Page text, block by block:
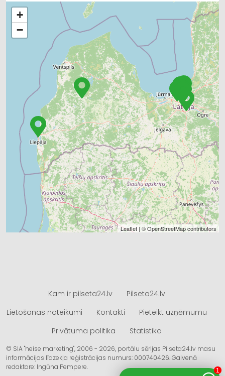
+
−
Leaflet | ©OpenStreetMapcontributors
Kam ir pilseta24.lv
Pilseta24.lv
Lietošanas noteikumi
Kontakti
Pieteikt uzņēmumu
Privātuma politika
Statistika
© SIA "heise marketing", 2006 - 2026, portālu sērijas Pilseta24.lv masu
informācijas līdzekļa reģistrācijas numurs: 000740426. Galvenā
redaktore: Ingūna Pempere.
1